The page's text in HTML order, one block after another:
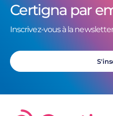
Certigna par
Inscrivez-vous à la